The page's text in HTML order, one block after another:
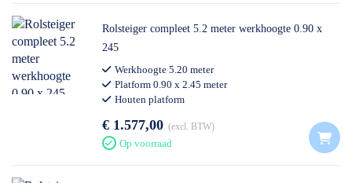
Rolsteiger compleet 5.2 meter werkhoogte 0.90 x
245
Werkhoogte 5.20 meter
Platform 0.90 x 2.45 meter
Houten platform
€ 1.577,00 excl. BTW
Op voorraad